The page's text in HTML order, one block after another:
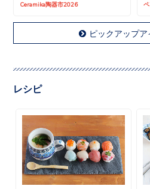
Ceramika陶器市2026
ピックアップ
レシピ